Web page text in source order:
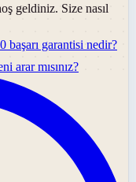
geldiniz. Size nasıl
başarı garantisi nedir?
arar mısınız?